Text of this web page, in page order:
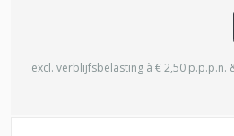
excl. verblijfsbelasting à € 2,50 p.p.p.n.